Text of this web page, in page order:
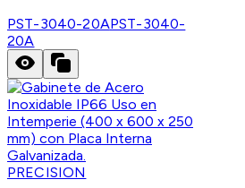
PST-3040-20APST-3040-
20A
PRECISION